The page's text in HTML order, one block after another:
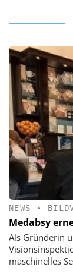
NEWS •
Medabsy
Als Gründerin
maschinelles